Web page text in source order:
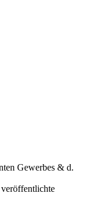
Gewerbes & d.
veröffentlichte